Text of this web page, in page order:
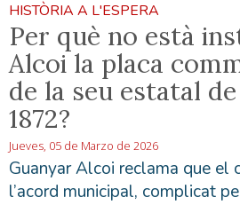
HISTÒRIA A L'ESPERA
Per què no està
Alcoi la placa
de la seu estatal de
1872?
Jueves, 05 de Marzo de 2026
Guanyar Alcoi reclama que el
l’acord municipal, complicat